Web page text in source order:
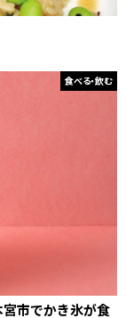
食べる・飲む
市でかき氷が食